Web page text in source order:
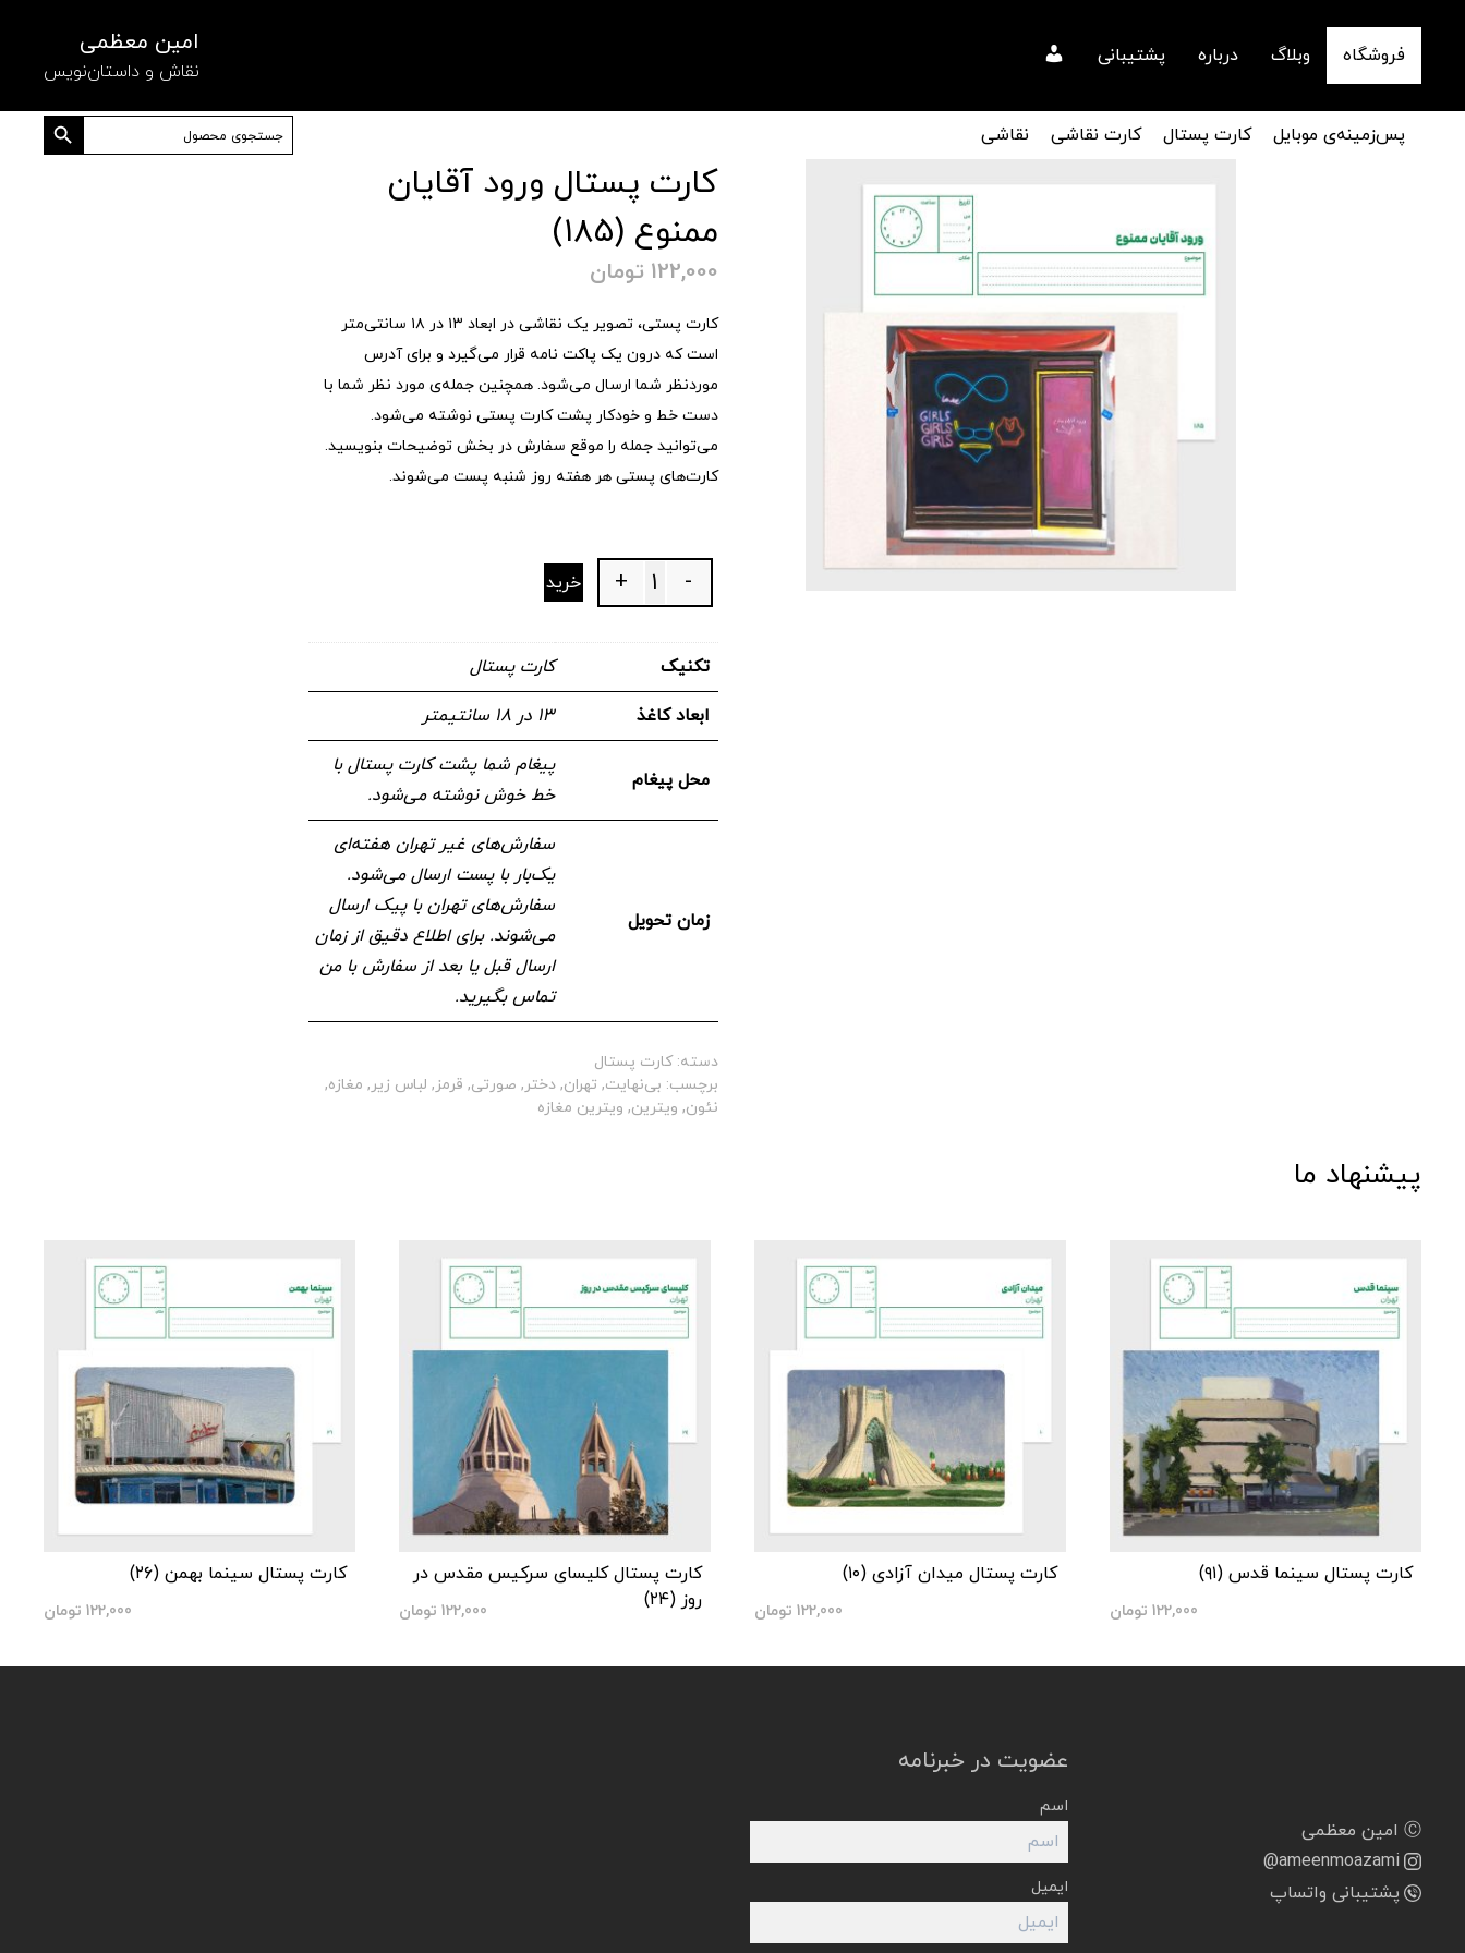
فروشگاه وبلاگ درباره پشتیبانی امین معظمی
نقاش و داستان‌نویس
پس‌زمینه‌ی موبایل کارت پستال کارت نقاشی نقاشی جستجو
برای:
دکمه جستجو
کارت پستال ورود آقایان
ممنوع (۱۸۵)
122,000 تومان
کارت پستی، تصویر یک نقاشی در ابعاد ۱۳ در ۱۸ سانتی‌متر
است که درون یک پاکت نامه قرار می‌گیرد و برای آدرس
موردنظر شما ارسال می‌شود. همچنین جمله‌ی مورد نظر شما با
دست خط و خودکار پشت کارت پستی نوشته می‌شود.
می‌توانید جمله را موقع سفارش در بخش توضیحات بنویسید.
کارت‌های پستی هر هفته روز شنبه پست می‌شوند.
Quantity -
+ خرید
تکنیک کارت پستال
ابعاد کاغذ ۱۳ در ۱۸ سانتیمتر
محل پیغام
پیغام شما پشت کارت پستال با
خط خوش نوشته می‌شود.
زمان تحویل
سفارش‌های غیر تهران هفته‌ای
یک‌بار با پست ارسال می‌شود.
سفارش‌های تهران با پیک ارسال
می‌شوند. برای اطلاع دقیق از زمان
ارسال قبل یا بعد از سفارش با من
تماس بگیرید.
دسته:کارت پستال
برچسب: بی‌نهایت, تهران,دختر , صورتی, قرمز , لباس زیر , مغازه,
نئون, ویترین, ویترین مغازه
پیشنهاد ما
کارت پستال سینما قدس (۹۱)
122,000 تومان
کارت پستال میدان آزادی (۱۰)
122,000 تومان
کارت پستال کلیسای سرکیس مقدس در
روز (۲۴)
122,000 تومان
کارت پستال سینما بهمن (۲۶)
122,000 تومان
Ⓒ امین معظمی
@ameenmoazami
پشتیبانی واتساپ
عضویت در خبرنامه
اسم
ایمیل